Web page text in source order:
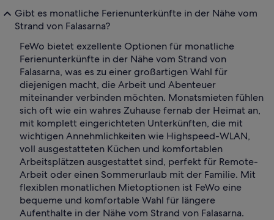
Gibt es monatliche Ferienunterkünfte in der Nähe vom
Strand von Falasarna?
FeWo bietet exzellente Optionen für monatliche
Ferienunterkünfte in der Nähe vom Strand von
Falasarna, was es zu einer großartigen Wahl für
diejenigen macht, die Arbeit und Abenteuer
miteinander verbinden möchten. Monatsmieten fühlen
sich oft wie ein wahres Zuhause fernab der Heimat an,
mit komplett eingerichteten Unterkünften, die mit
wichtigen Annehmlichkeiten wie Highspeed-WLAN,
voll ausgestatteten Küchen und komfortablen
Arbeitsplätzen ausgestattet sind, perfekt für Remote-
Arbeit oder einen Sommerurlaub mit der Familie. Mit
flexiblen monatlichen Mietoptionen ist FeWo eine
bequeme und komfortable Wahl für längere
Aufenthalte in der Nähe vom Strand von Falasarna.